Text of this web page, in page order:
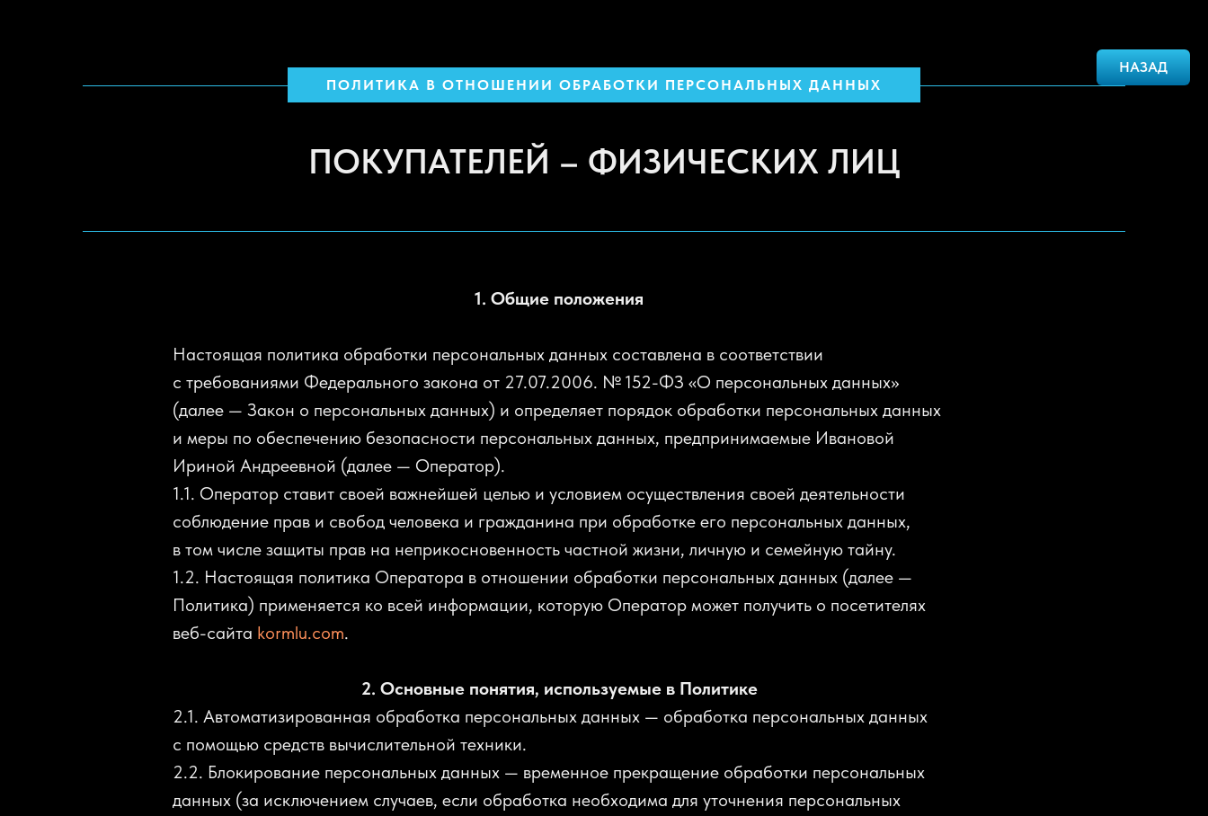
НАЗАД
ПОЛИТИКА В ОТНОШЕНИИ ОБРАБОТКИ ПЕРСОНАЛЬНЫХ ДАННЫХ
ПОКУПАТЕЛЕЙ – ФИЗИЧЕСКИХ ЛИЦ
1. Общие положения
Настоящая политика обработки персональных данных составлена в соответствии
с требованиями Федерального закона от 27.07.2006. № 152-ФЗ «О персональных данных»
(далее — Закон о персональных данных) и определяет порядок обработки персональных данных
и меры по обеспечению безопасности персональных данных, предпринимаемые Ивановой
Ириной Андреевной (далее — Оператор).
1.1. Оператор ставит своей важнейшей целью и условием осуществления своей деятельности
соблюдение прав и свобод человека и гражданина при обработке его персональных данных,
в том числе защиты прав на неприкосновенность частной жизни, личную и семейную тайну.
1.2. Настоящая политика Оператора в отношении обработки персональных данных (далее —
Политика) применяется ко всей информации, которую Оператор может получить о посетителях
веб-сайта kormlu.com.
2. Основные понятия, используемые в Политике
2.1. Автоматизированная обработка персональных данных — обработка персональных данных
с помощью средств вычислительной техники.
2.2. Блокирование персональных данных — временное прекращение обработки персональных
данных (за исключением случаев, если обработка необходима для уточнения персональных